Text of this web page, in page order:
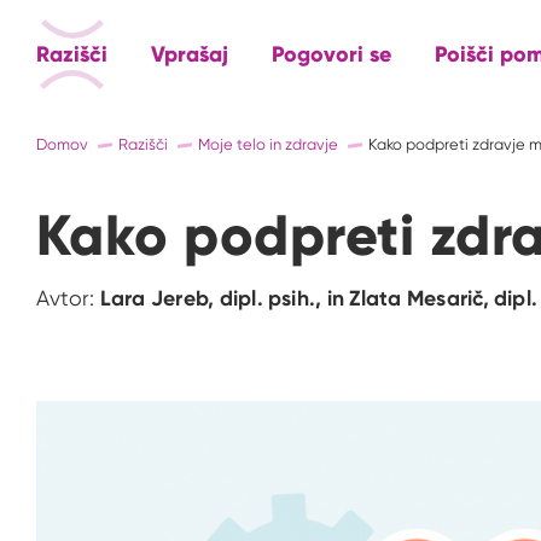
Razišči Vprašaj Pogovori se Poišči
Domov Razišči Moje telo in zdravje Kako podpreti zdravje
Kako podpreti
Avtor: Lara Jereb, dipl. psih., in Zlata Mesarič,